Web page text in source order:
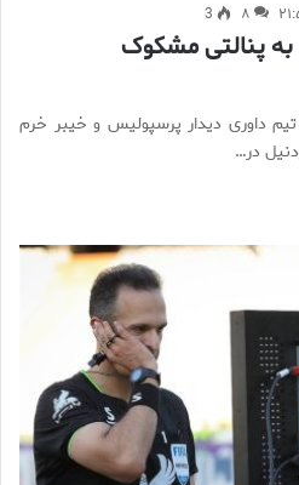
۸ 3
پنالتی مشکوک‌
داوری دیدار پرسپولیس و خیبر خرم
در…